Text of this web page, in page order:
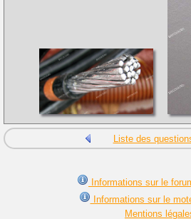
Liste des
Informations sur le
Informations sur le
Mentions